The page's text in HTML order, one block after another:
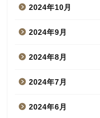
2024年10月
2024年9月
2024年8月
2024年7月
2024年6月